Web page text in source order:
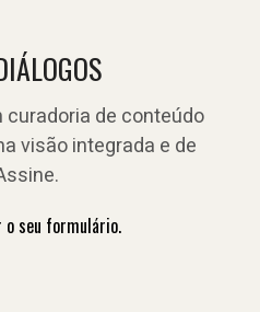
de conteúdo
visão integrada e de
o seu formulário.